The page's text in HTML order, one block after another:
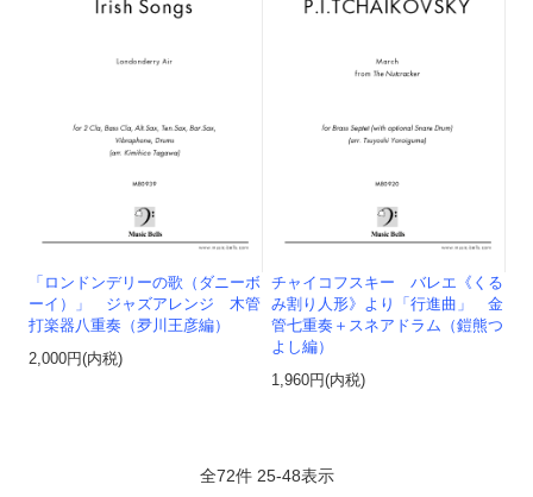
「ロンドンデリーの歌（ダニーボ
ーイ）」 ジャズアレンジ 木管
打楽器八重奏（夛川王彦編）
2,000円(内税)
チャイコフスキー バレエ《くる
み割り人形》より「行進曲」 金
管七重奏＋スネアドラム（鎧熊つ
よし編）
1,960円(内税)
全72件 25-48表示